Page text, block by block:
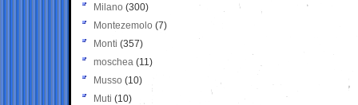
Milano (300)
Montezemolo (7)
Monti (357)
moschea (11)
Musso (10)
Muti (10)